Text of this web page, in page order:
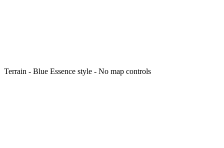
Terrain - Blue Essence style - No map controls